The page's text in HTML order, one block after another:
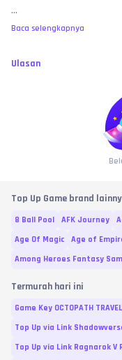
...
Baca selengkapnya
Ulasan
Top Up Game brand
8 Ball Pool AFK Journey
Age Of Magic
Age of
Among Heroes Fantasy
Termurah hari ini
Game Key OCTOPATH
Top Up via Link
Top Up via Link Ragnarok V